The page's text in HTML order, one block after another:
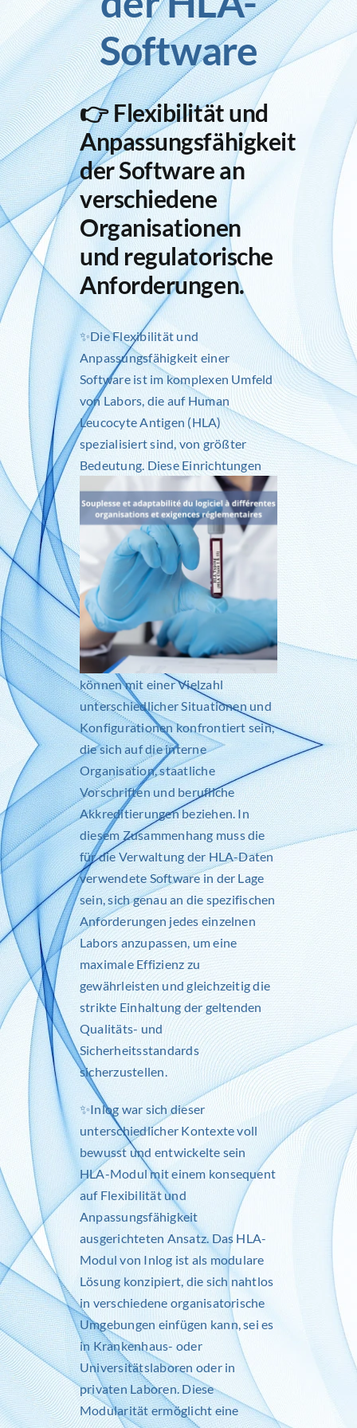
Inlog stellt ein
Kontakt
Software
👉 Flexibilität und
Anpassungsfähigkeit
der Software an
verschiedene
Organisationen
und regulatorische
Anforderungen.
✨Die Flexibilität und
Anpassungsfähigkeit einer
Software ist im komplexen Umfeld
von Labors, die auf Human
Leucocyte Antigen (HLA)
spezialisiert sind, von größter
Bedeutung. Diese Einrichtungen
können mit einer Vielzahl
unterschiedlicher Situationen und
Konfigurationen konfrontiert sein,
die sich auf die interne
Organisation, staatliche
Vorschriften und berufliche
Akkreditierungen beziehen. In
diesem Zusammenhang muss die
für die Verwaltung der HLA-Daten
verwendete Software in der Lage
sein, sich genau an die spezifischen
Anforderungen jedes einzelnen
Labors anzupassen, um eine
maximale Effizienz zu
gewährleisten und gleichzeitig die
strikte Einhaltung der geltenden
Qualitäts- und
Sicherheitsstandards
sicherzustellen.
✨Inlog war sich dieser
unterschiedlicher Kontexte voll
bewusst und entwickelte sein
HLA-Modul mit einem konsequent
auf Flexibilität und
Anpassungsfähigkeit
ausgerichteten Ansatz. Das HLA-
Modul von Inlog ist als modulare
Lösung konzipiert, die sich nahtlos
in verschiedene organisatorische
Umgebungen einfügen kann, sei es
in Krankenhaus- oder
Universitätslaboren oder in
privaten Laboren. Diese
Modularität ermöglicht eine